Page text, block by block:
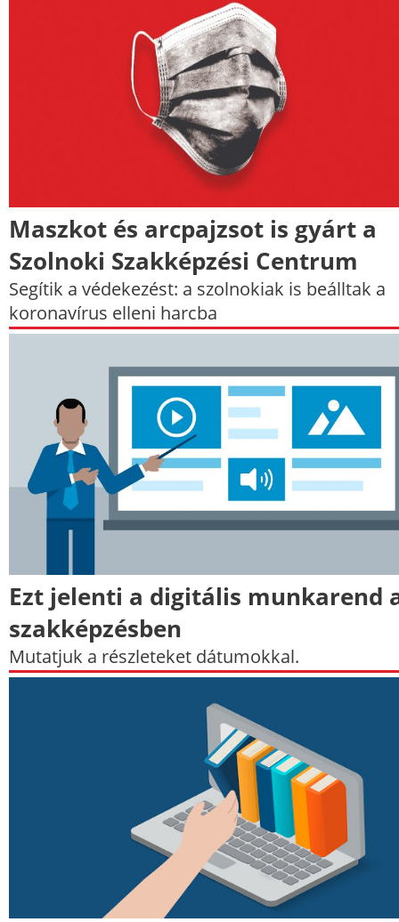
Maszkot és arcpajzsot is gyárt a
Szolnoki Szakképzési Centrum
Segítik a védekezést: a szolnokiak is beálltak a
koronavírus elleni harcba
Ezt jelenti a digitális munkarend
szakképzésben
Mutatjuk a részleteket dátumokkal.